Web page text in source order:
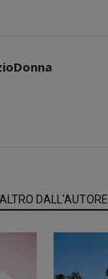
ALTRO DALL'AUTORE